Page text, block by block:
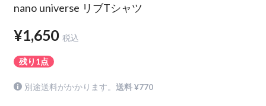
nano universe リブTシャツ
¥1,650 税込
残り1点
別途送料がかかります。送料 ¥770